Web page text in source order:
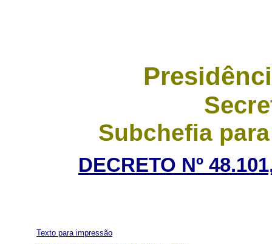
Subchefia
DECRETO Nº
Texto para impressão